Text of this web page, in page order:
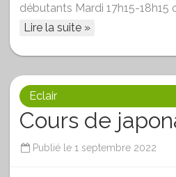
débutants Mardi 17h15-18h15
Lire la suite »
Eclair
Cours de
Publié le 1 septembre 2022